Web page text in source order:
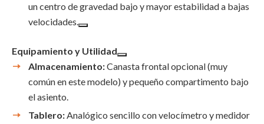
un centro de gravedad bajo y mayor estabilidad a bajas
velocidades.
Equipamiento y Utilidad
Almacenamiento:Canasta frontal opcional (muy
común en este modelo) y pequeño compartimento bajo
el asiento.
Tablero:Analógico sencillo con velocímetro y medidor